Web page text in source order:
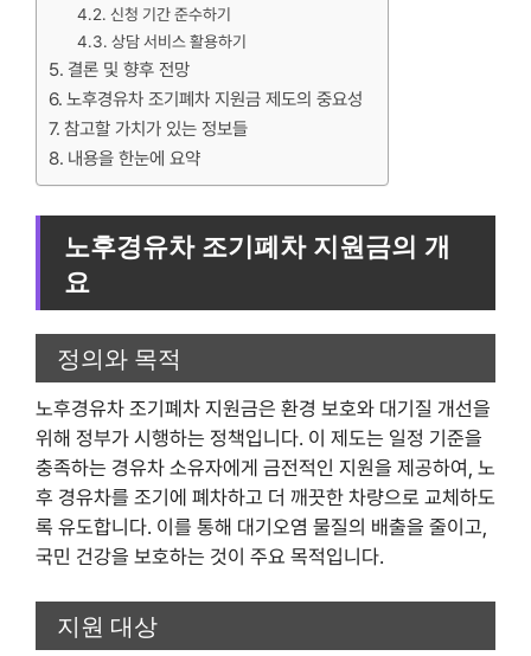
신청 기간 준수하기
상담 서비스 활용하기
결론 및 향후 전망
노후경유차 조기폐차 지원금 제도의 중요성
참고할 가치가 있는 정보들
내용을 한눈에 요약
노후경유차 조기폐차 지원금의 개
요
정의와 목적
노후경유차 조기폐차 지원금은 환경 보호와 대기질 개선을
위해 정부가 시행하는 정책입니다. 이 제도는 일정 기준을
충족하는 경유차 소유자에게 금전적인 지원을 제공하여, 노
후 경유차를 조기에 폐차하고 더 깨끗한 차량으로 교체하도
록 유도합니다. 이를 통해 대기오염 물질의 배출을 줄이고,
국민 건강을 보호하는 것이 주요 목적입니다.
지원 대상